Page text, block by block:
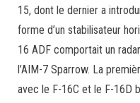
15, dont le dernier a
forme d’un stabilisateur
16 ADF comportait un
l’AIM-7 Sparrow. La
avec le F-16C et le F-16D